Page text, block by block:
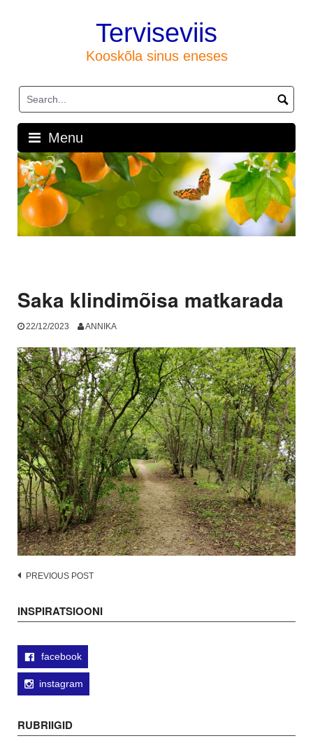
Terviseviis
Kooskõla sinus eneses
Menu
Saka klindimõisa matkarada
22/12/2023 ANNIKA
Post
PREVIOUS POST
INSPIRATSIOONI
facebook
instagram
RUBRIIGID